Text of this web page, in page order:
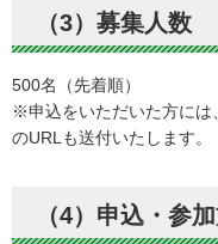
（3）募集人数
500名（先着順）
※申込をいただいた方には
のURLも送付いたします。
（4）申込・参